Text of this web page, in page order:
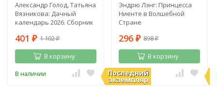
Александр Голод, Татьяна
Вязникова: Дачный
календарь 2026. Сборник
каждый день
401 ₽ 1 102₽
В корзину
В наличии Последний
экземпляр
Эндрю Лэнг: Принцесса
Ниенте в Волшебной
Стране
296 ₽ 898₽
В корзину
В наличии